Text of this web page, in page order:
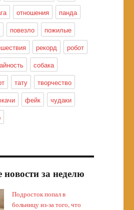
отношения
панда
повезло
пожилые
рекорд
робот
собака
тату
творчество
фейк
чудаки
за неделю
Подросток попал в
больницу из-за того, что